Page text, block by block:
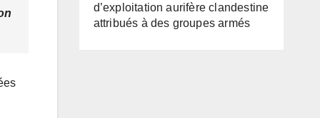
d’exploitation aurifère clandestine
attribués à des groupes armés